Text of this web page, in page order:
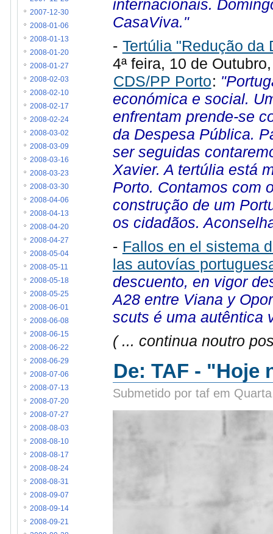
internacionais.
CasaViva."
- Tertúlia "Redução da
4ª feira, 10 de
CDS/PP Porto:
económica e social.
enfrentam prende-se
da Despesa Pública.
ser seguidas
Xavier. A tertúlia está
Porto. Contamos com
construção de um
os cidadãos.
- Fallos en el sistema
las autovías
descuento, en vigor
A28 entre Viana y
scuts é uma autêntica
( ... continua noutro
De: TAF - "Hoje
Submetido por taf em
2007-12-30
2008-01-06
2008-01-13
2008-01-20
2008-01-27
2008-02-03
2008-02-10
2008-02-17
2008-02-24
2008-03-02
2008-03-09
2008-03-16
2008-03-23
2008-03-30
2008-04-06
2008-04-13
2008-04-20
2008-04-27
2008-05-04
2008-05-11
2008-05-18
2008-05-25
2008-06-01
2008-06-08
2008-06-15
2008-06-22
2008-06-29
2008-07-06
2008-07-13
2008-07-20
2008-07-27
2008-08-03
2008-08-10
2008-08-17
2008-08-24
2008-08-31
2008-09-07
2008-09-14
2008-09-21